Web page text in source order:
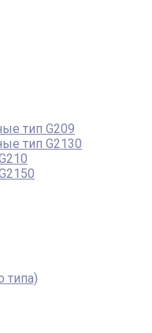
тип G209
тип G2130
типа)